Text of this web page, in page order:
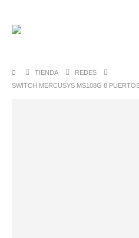
TIENDA
REDES
SWITCH MERCUSYS MS108G 8